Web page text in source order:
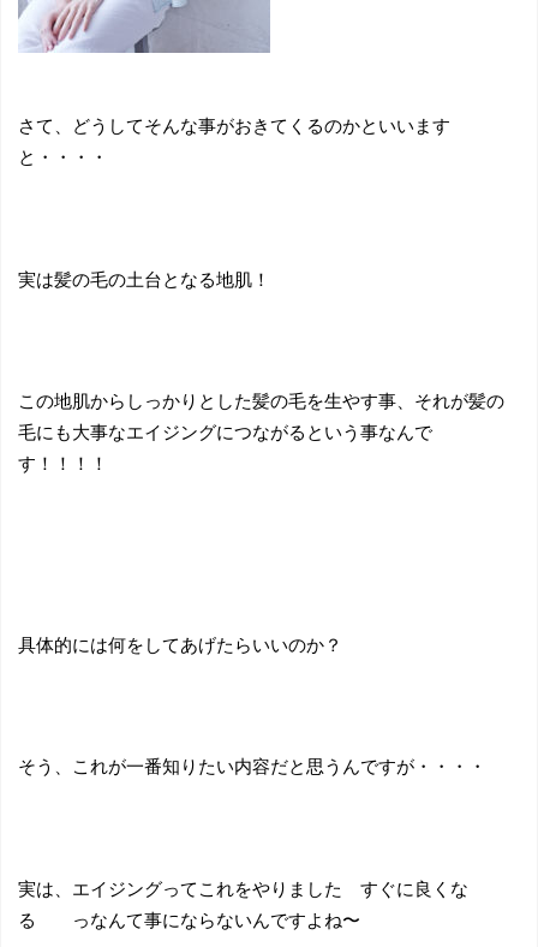
さて、どうしてそんな事がおきてくるのかといいます
と・・・・
実は髪の毛の土台となる地肌！
この地肌からしっかりとした髪の毛を生やす事、それが髪の
毛にも大事なエイジングにつながるという事なんで
す！！！！
具体的には何をしてあげたらいいのか？
そう、これが一番知りたい内容だと思うんですが・・・・
実は、エイジングってこれをやりました すぐに良くな
る っなんて事にならないんですよね〜